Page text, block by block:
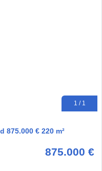
1 / 1
€ 220 m²
875.000 €